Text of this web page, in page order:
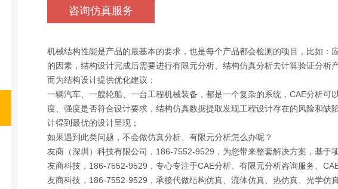
咨询仿真服务
机械结构性能是产品的最基本的要求，也是每个产品都会检测的项目，比如：
的因素，结构设计完成后需要进行有限元分析、结构仿真分析去计算验证分析
而为结构设计提供优化建议；
一辆汽车、一艘轮船、一台工程机械装备，都是一个复杂的系统，CAE分析可
度、强度是否符合设计要求，结构仿真数据提取发现工程设计存在的风险和
计得到最优的设计呈现；
如果遇到此类问题，不会做仿真分析、有限元分析怎么办呢？
友商（深圳）科技有限公司，186-7552-9529，为您带来整套解决方案，基于
友商科技，186-7552-9529，专心专注于CAE分析、有限元分析咨询服务、
友商科技，186-7552-9529，承接代做结构仿真、流体仿真、热仿真、光学仿